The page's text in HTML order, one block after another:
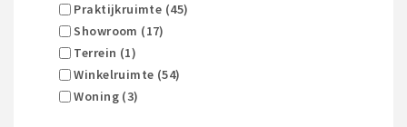
Praktijkruimte (45)
Showroom (17)
Terrein (1)
Winkelruimte (54)
Woning (3)